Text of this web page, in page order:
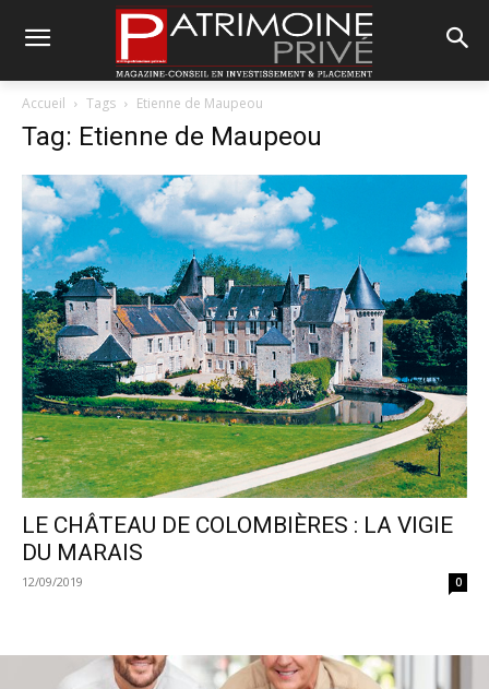
Accueil Tags Etienne de Maupeou
Tag: Etienne de Maupeou
LE CHÂTEAU DE COLOMBIÈRES : LA VIGIE
DU MARAIS
12/09/2019 0